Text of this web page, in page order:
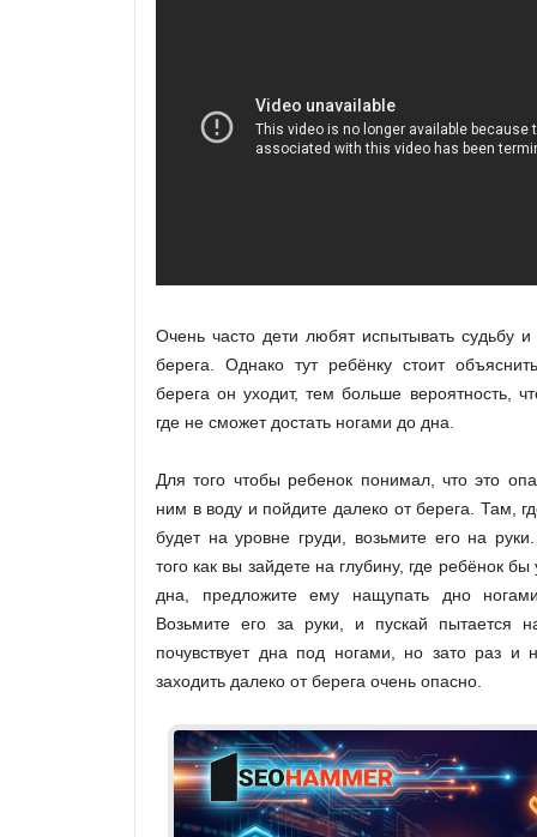
Очень часто дети любят испытывать судьбу
берега. Однако тут ребёнку стоит
берега он уходит, тем больше вероятность,
где не сможет достать ногами до дна.
Для того чтобы ребенок понимал, что это
ним в воду и пойдите далеко от берега. Там,
будет на уровне груди, возьмите его на
того как вы зайдете на глубину, где ребёнок
дна, предложите ему нащупать дно
Возьмите его за руки, и пускай пытается
почувствует дна под ногами, но зато раз и
заходить далеко от берега очень опасно.